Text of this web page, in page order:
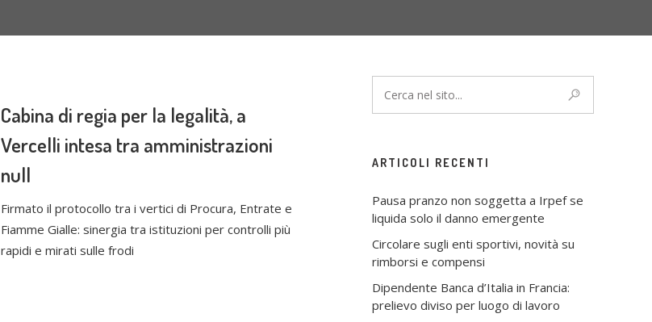
Cabina di regia per la legalità, a
Vercelli intesa tra amministrazioni
null
Firmato il protocollo tra i vertici di Procura, Entrate e
Fiamme Gialle: sinergia tra istituzioni per controlli più
rapidi e mirati sulle frodi
ARTICOLI RECENTI
Pausa pranzo non soggetta a Irpef se
liquida solo il danno emergente
Circolare sugli enti sportivi, novità su
rimborsi e compensi
Dipendente Banca d’Italia in Francia:
prelievo diviso per luogo di lavoro